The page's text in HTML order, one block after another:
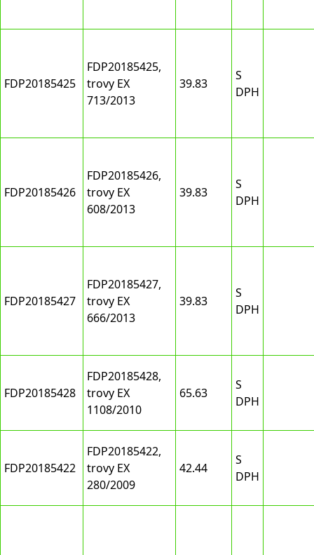
FDP20185425
FDP20185425,
trovy EX
713/2013
39.83
S
DPH
FDP20185426
FDP20185426,
trovy EX
608/2013
39.83
S
DPH
FDP20185427
FDP20185427,
trovy EX
666/2013
39.83
S
DPH
FDP20185428
FDP20185428,
trovy EX
1108/2010
65.63
S
DPH
FDP20185422
FDP20185422,
trovy EX
280/2009
42.44
S
DPH